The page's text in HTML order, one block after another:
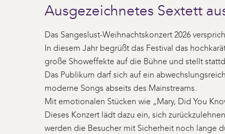
Ausgezeichnetes Sextett
Das Sangeslust-Weihnachtskonzert 2026
In diesem Jahr begrüßt das Festival das
große Showeffekte auf die Bühne und stellt
Das Publikum darf sich auf ein
moderne Songs abseits des Mainstreams.
Mit emotionalen Stücken wie „Mary, Did You
Dieses Konzert lädt dazu ein, sich
werden die Besucher mit Sicherheit noch lange